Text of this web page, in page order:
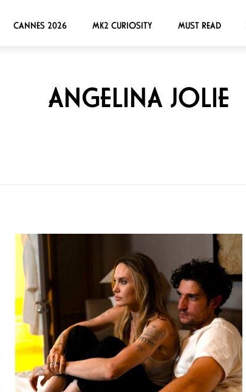
CANNES 2026 MK2 CURIOSITY MUST READ
ANGELINA JOLIE